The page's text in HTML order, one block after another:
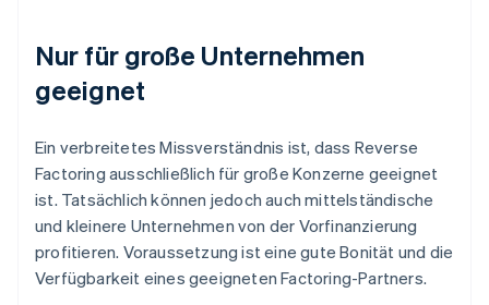
Nur für große Unternehmen
geeignet
Ein verbreitetes Missverständnis ist, dass Reverse
Factoring ausschließlich für große Konzerne geeignet
ist. Tatsächlich können jedoch auch mittelständische
und kleinere Unternehmen von der Vorfinanzierung
profitieren. Voraussetzung ist eine gute Bonität und die
Verfügbarkeit eines geeigneten Factoring-Partners.